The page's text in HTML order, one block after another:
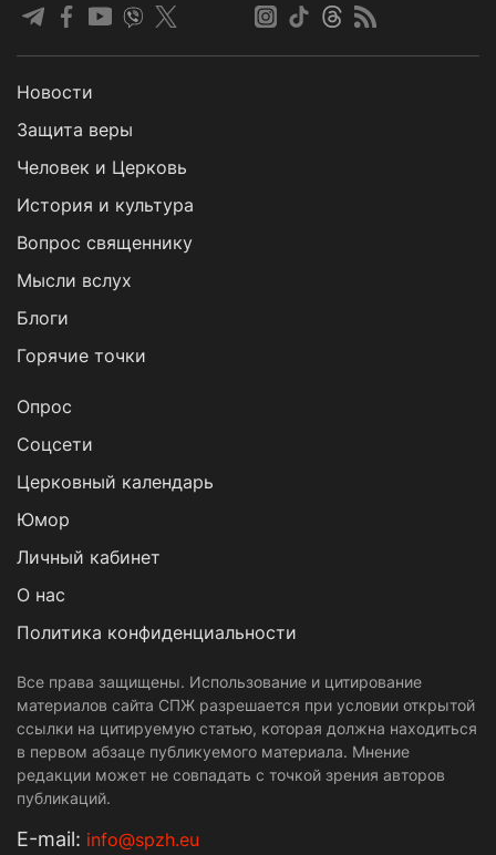
Новости
Защита веры
Человек и Церковь
История и культура
Вопрос священнику
Мысли вслух
Блоги
Горячие точки
Опрос
Cоцсети
Церковный календарь
Юмор
Личный кабинет
О нас
Политика конфиденциальности
Все права защищены. Использование и цитирование
материалов сайта СПЖ разрешается при условии открытой
ссылки на цитируемую статью, которая должна находиться
в первом абзаце публикуемого материала. Мнение
редакции может не совпадать с точкой зрения авторов
публикаций.
Е-mail: info@spzh.eu